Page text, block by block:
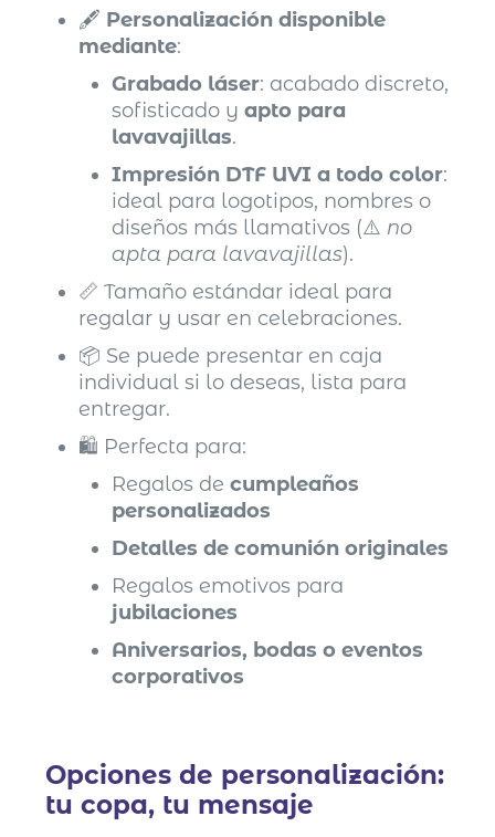
🖋️ Personalización disponible
mediante:
Grabado láser: acabado discreto,
sofisticado yapto para
lavavajillas.
Impresión DTF UVI a todo color:
ideal para logotipos, nombres o
diseños más llamativos (⚠️ no
apta para lavavajillas).
📏 Tamaño estándar ideal para
regalar y usar en celebraciones.
📦 Se puede presentar en caja
individual si lo deseas, lista para
entregar.
🛍️ Perfecta para:
Regalos decumpleaños
personalizados
Detalles de comunión originales
Regalos emotivos para
jubilaciones
Aniversarios, bodas o eventos
corporativos
Opciones de personalización:
tu copa, tu mensaje